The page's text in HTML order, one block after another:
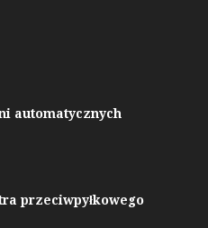
automatycznych
przeciwpyłkowego